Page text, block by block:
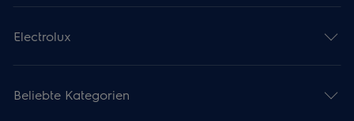
Electrolux
Beliebte Kategorien